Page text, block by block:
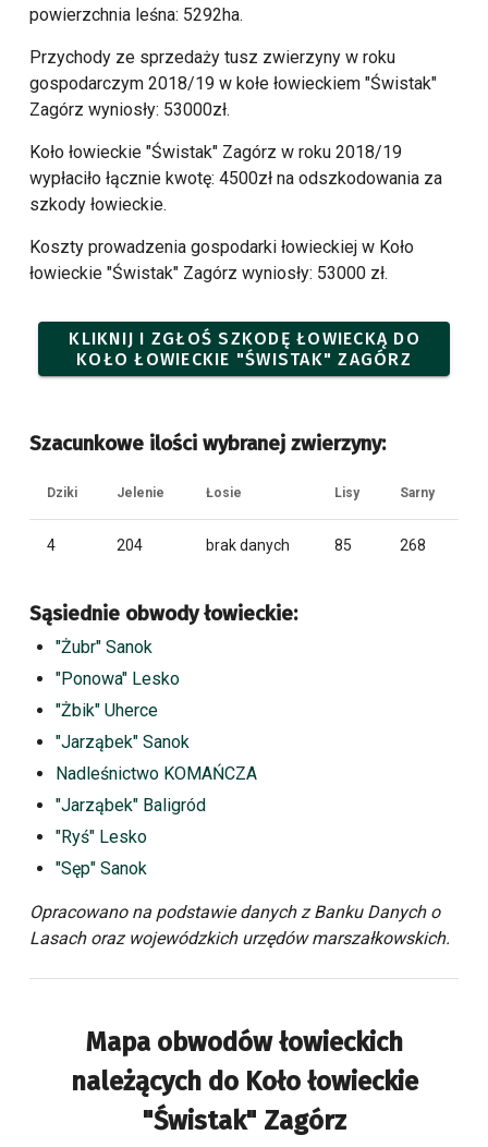
Mapa obwodów łowieckich
należących do Koło łowieckie
"Świstak" Zagórz
powierzchnia leśna: 5292ha.
Przychody ze sprzedaży tusz zwierzyny w roku
gospodarczym 2018/19 w kołe łowieckiem "Świstak"
Zagórz wyniosły: 53000zł.
Koło łowieckie "Świstak" Zagórz w roku 2018/19
wypłaciło łącznie kwotę: 4500zł na odszkodowania za
szkody łowieckie.
Koszty prowadzenia gospodarki łowieckiej w Koło
łowieckie "Świstak" Zagórz wyniosły: 53000 zł.
KLIKNIJ I ZGŁOŚ SZKODĘ ŁOWIECKĄ DO
KOŁO ŁOWIECKIE "ŚWISTAK" ZAGÓRZ
Szacunkowe ilości wybranej zwierzyny:
Dziki Jelenie Łosie Lisy Sarny
4 204 brak danych 85 268
Sąsiednie obwody łowieckie:
"Żubr" Sanok
"Ponowa" Lesko
"Żbik" Uherce
"Jarząbek" Sanok
Nadleśnictwo KOMAŃCZA
"Jarząbek" Baligród
"Ryś" Lesko
"Sęp" Sanok
Opracowano na podstawie danych z Banku Danych o
Lasach oraz wojewódzkich urzędów marszałkowskich.